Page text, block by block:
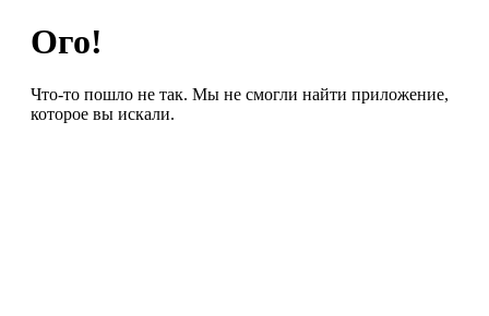
Ого!
Что-то пошло не так. Мы не смогли найти приложение,
которое вы искали.